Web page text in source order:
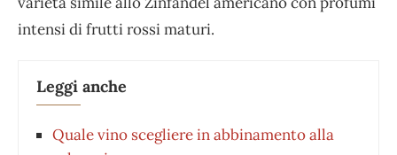
intensi di frutti rossi maturi.
Leggi anche
Quale vino scegliere in abbinamento alla